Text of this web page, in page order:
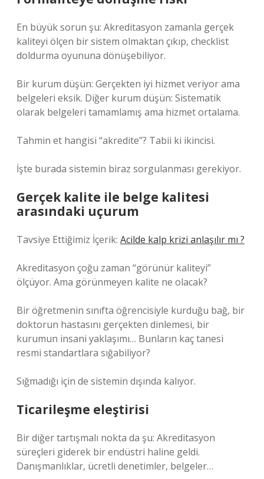
En büyük sorun şu: Akreditasyon zamanla gerçek
kaliteyi ölçen bir sistem olmaktan çıkıp, checklist
doldurma oyununa dönüşebiliyor.
Bir kurum düşün: Gerçekten iyi hizmet veriyor ama
belgeleri eksik. Diğer kurum düşün: Sistematik
olarak belgeleri tamamlamış ama hizmet ortalama.
Tahmin et hangisi “akredite”? Tabii ki ikincisi.
İşte burada sistemin biraz sorgulanması gerekiyor.
Gerçek kalite ile belge kalitesi
arasındaki uçurum
Tavsiye Ettiğimiz İçerik: Acilde kalp krizi anlaşılır mı ?
Akreditasyon çoğu zaman “görünür kaliteyi”
ölçüyor. Ama görünmeyen kalite ne olacak?
Bir öğretmenin sınıfta öğrencisiyle kurduğu bağ, bir
doktorun hastasını gerçekten dinlemesi, bir
kurumun insani yaklaşımı… Bunların kaç tanesi
resmi standartlara sığabiliyor?
Sığmadığı için de sistemin dışında kalıyor.
Ticarileşme eleştirisi
Bir diğer tartışmalı nokta da şu: Akreditasyon
süreçleri giderek bir endüstri haline geldi.
Danışmanlıklar, ücretli denetimler, belgeler…